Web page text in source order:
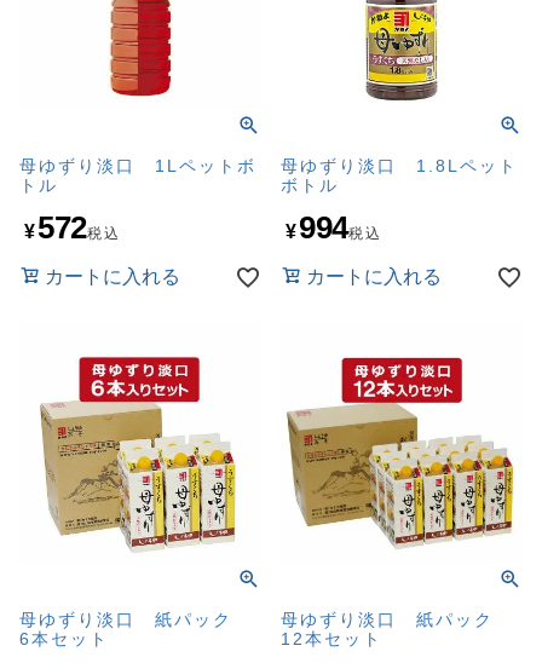
母ゆずり淡口 1Lペットボ
トル
¥572税込
カートに入れる
母ゆずり淡口 1.8Lペット
ボトル
¥994税込
カートに入れる
母ゆずり淡口 紙パック
6本セット
母ゆずり淡口 紙パック
12本セット